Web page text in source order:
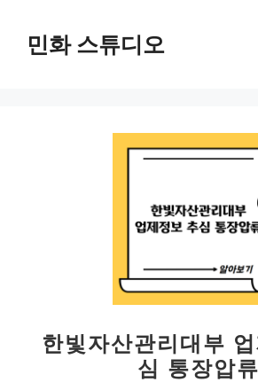
민화 스튜디오
한빛자산관리대부
심 통장압류